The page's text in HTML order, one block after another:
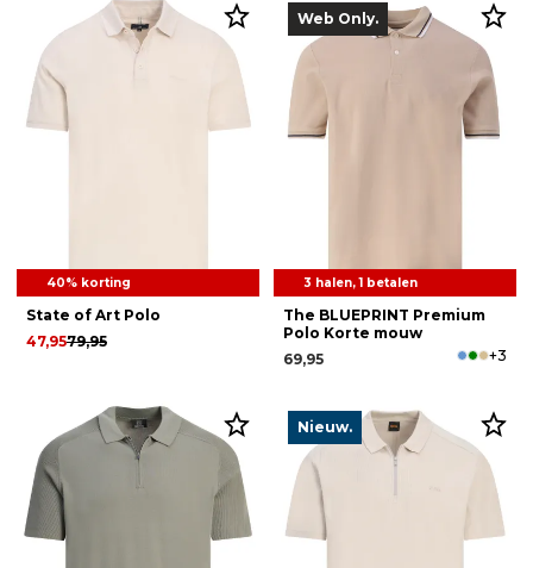
40% korting
State of Art Polo
79,95
47,95
Web Only.
3 halen, 1 betalen
The BLUEPRINT Premium
Polo Korte mouw
69,95
+3
Nieuw.